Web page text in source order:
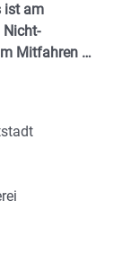
ist am
Nicht-
Mitfahren …